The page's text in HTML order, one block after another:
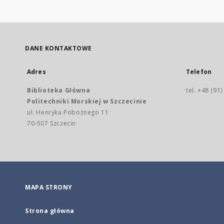
DANE KONTAKTOWE
Adres
Biblioteka Główna
Politechniki Morskiej w Szczecinie
ul. Henryka Pobożnego 11
70-507 Szczecin
Telefon
tel. +48
MAPA STRONY
Strona główna